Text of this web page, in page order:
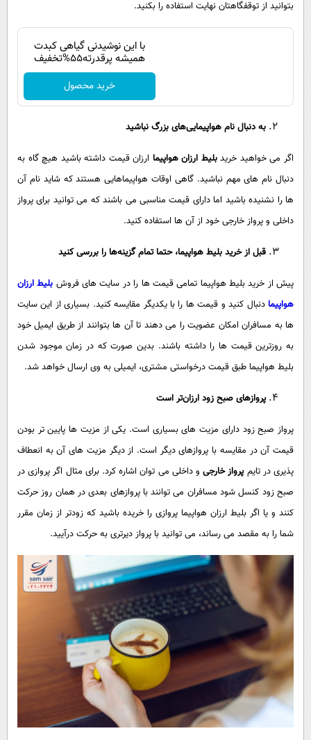
بتوانید از توقفگاهتان نهایت استفاده را بکنید.
با این نوشیدنی گیاهی کبدت
همیشه پرقدرته55%تخفیف
خرید محصول
به دنبال نام هواپیمایی‌های بزرگ نباشید
اگر می خواهید خریدبلیط ارزان هواپیما ارزان قیمت داشته باشید هیچ گاه به
دنبال نام های مهم نباشید. گاهی اوقات هواپیماهایی هستند که شاید نام آن
ها را نشنیده باشید اما دارای قیمت مناسبی می باشند که می توانید برای پرواز
داخلی و پرواز خارجی خود از آن ها استفاده کنید.
قبل از خرید بلیط هواپیما، حتما تمام گزینه‌ها را بررسی کنید
پیش از خرید بلیط هواپیما تمامی قیمت ها را در سایت های فروش بلیط ارزان
هواپیما دنبال کنید و قیمت ها را با یکدیگر مقایسه کنید. بسیاری از این سایت
ها به مسافران امکان عضویت را می دهند تا آن ها بتوانند از طریق ایمیل خود
به روزترین قیمت ها را داشته باشند. بدین صورت که در زمان موجود شدن
بلیط هواپیما طبق قیمت درخواستی مشتری، ایمیلی به وی ارسال خواهد شد.
پروازهای صبح زود ارزان‌تر است
پرواز صبح زود دارای مزیت های بسیاری است. یکی از مزیت ها پایین تر بودن
قیمت آن در مقایسه با پروازهای دیگر است. از دیگر مزیت های آن به انعطاف
پذیری در تایمپرواز خارجیو داخلی می توان اشاره کرد. برای مثال اگر پروازی در
صبح زود کنسل شود مسافران می توانند با پروازهای بعدی در همان روز حرکت
کنند و یا اگر بلیط ارزان هواپیما پروازی را خریده باشید که زودتر از زمان مقرر
شما را به مقصد می رساند، می توانید با پرواز دیرتری به حرکت درآیید.